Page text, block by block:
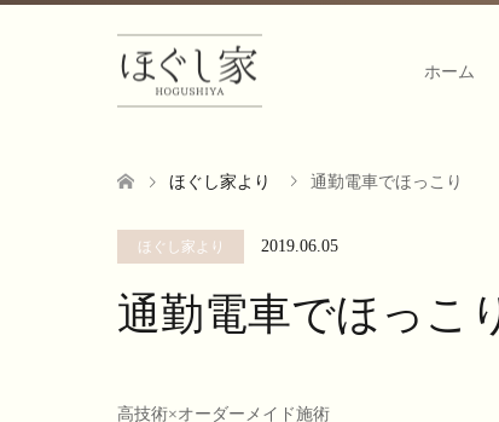
ホーム
ほぐし家より 通勤電車でほっこり
ほぐし家より 2019.06.05
通勤電車でほっこ
高技術×オーダーメイド施術